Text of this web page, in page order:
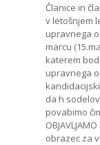
Članice in
v letošnjem
upravnega
marcu
katerem
upravnega
da h
povabimo
obrazec za